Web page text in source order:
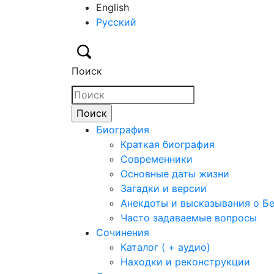
English
Русский
Поиск
Биография
Краткая биография
Современники
Основные даты жизни
Загадки и версии
Анекдоты и высказывания о
Часто задаваемые вопросы
Сочинения
Каталог ( + аудио)
Находки и реконструкции